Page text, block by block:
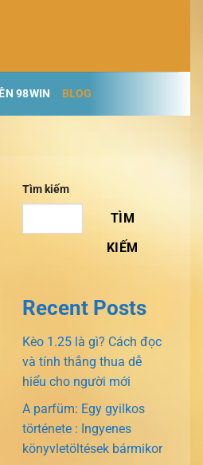
98WIN BLOG
Tìm kiếm
TÌM
KIẾM
Recent Posts
Kèo 1.25 là gì? Cách đọc
và tính thắng thua dễ
hiểu cho người mới
A parfüm: Egy gyilkos
története : Ingyenes
könyvletöltések bármikor